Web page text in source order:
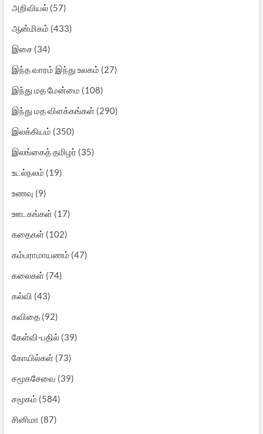
அறிவியல்(57)
ஆன்மிகம் (433)
இசை(34)
இந்த வாரம் இந்து உலகம் (27)
இந்து மத மேன்மை (108)
இந்து மத விளக்கங்கள்(290)
இலக்கியம் (350)
இலங்கைத் தமிழர் (35)
உடல்நலம் (19)
உணவு (9)
ஊடகங்கள்(17)
கதைகள்(102)
கம்பராமாயணம் (47)
கலைகள்(74)
கல்வி (43)
கவிதை(92)
கேள்வி-பதில்(39)
கோயில்கள்(73)
சமூகசேவை (39)
சமூகம் (584)
சினிமா (87)